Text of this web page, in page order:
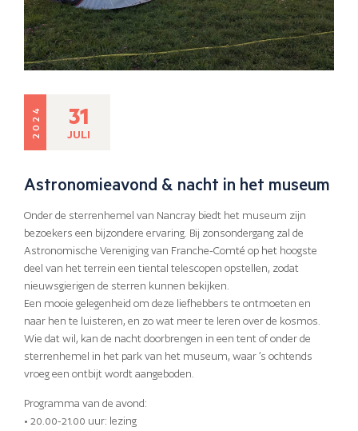
2024 31
JULI
Astronomieavond & nacht in het museum
Onder de sterrenhemel van Nancray biedt het museum zijn
bezoekers een bijzondere ervaring. Bij zonsondergang zal de
Astronomische Vereniging van Franche-Comté op het hoogste
deel van het terrein een tiental telescopen opstellen, zodat
nieuwsgierigen de sterren kunnen bekijken.
Een mooie gelegenheid om deze liefhebbers te ontmoeten en
naar hen te luisteren, en zo wat meer te leren over de kosmos.
Wie dat wil, kan de nacht doorbrengen in een tent of onder de
sterrenhemel in het park van het museum, waar ’s ochtends
vroeg een ontbijt wordt aangeboden.
Programma van de avond:
• 20.00-21.00 uur: lezing